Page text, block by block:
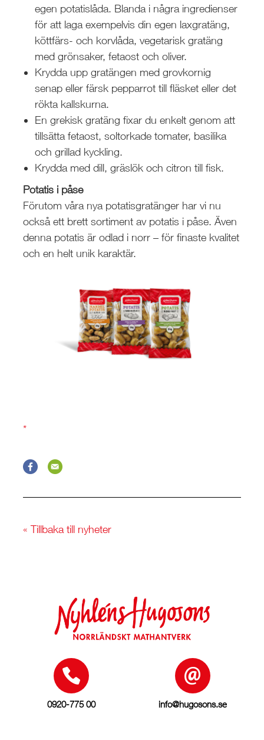
egen potatislåda. Blanda i några ingredienser
för att laga exempelvis din egen laxgratäng,
köttfärs- och korvlåda, vegetarisk gratäng
med grönsaker, fetaost och oliver.
Krydda upp gratängen med grovkornig
senap eller färsk pepparrot till fläsket eller det
rökta kallskurna.
En grekisk gratäng fixar du enkelt genom att
tillsätta fetaost, soltorkade tomater, basilika
och grillad kyckling.
Krydda med dill, gräslök och citron till fisk.
Potatis i påse
Förutom våra nya potatisgratänger har vi nu
också ett brett sortiment av potatis i påse. Även
denna potatis är odlad i norr – för finaste kvalitet
och en helt unik karaktär.
*
« Tillbaka till nyheter
0920-775 00 info@hugosons.se